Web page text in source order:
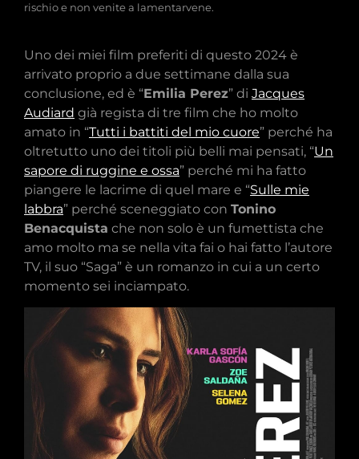
rischio e non venite a lamentarvene.
Uno dei miei film preferiti di questo 2024 è
arrivato proprio a due settimane dalla sua
conclusione, ed è “Emilia Perez” di Jacques
Audiard già regista di tre film che ho molto
amato in “Tutti i battiti del mio cuore” perché ha
oltretutto uno dei titoli più belli mai pensati, “Un
sapore di ruggine e ossa” perché mi ha fatto
piangere le lacrime di quel mare e “Sulle mie
labbra” perché sceneggiato con Tonino
Benacquista che non solo è un fumettista che
amo molto ma se nella vita fai o hai fatto l’autore
TV, il suo “Saga” è un romanzo in cui a un certo
momento sei inciampato.